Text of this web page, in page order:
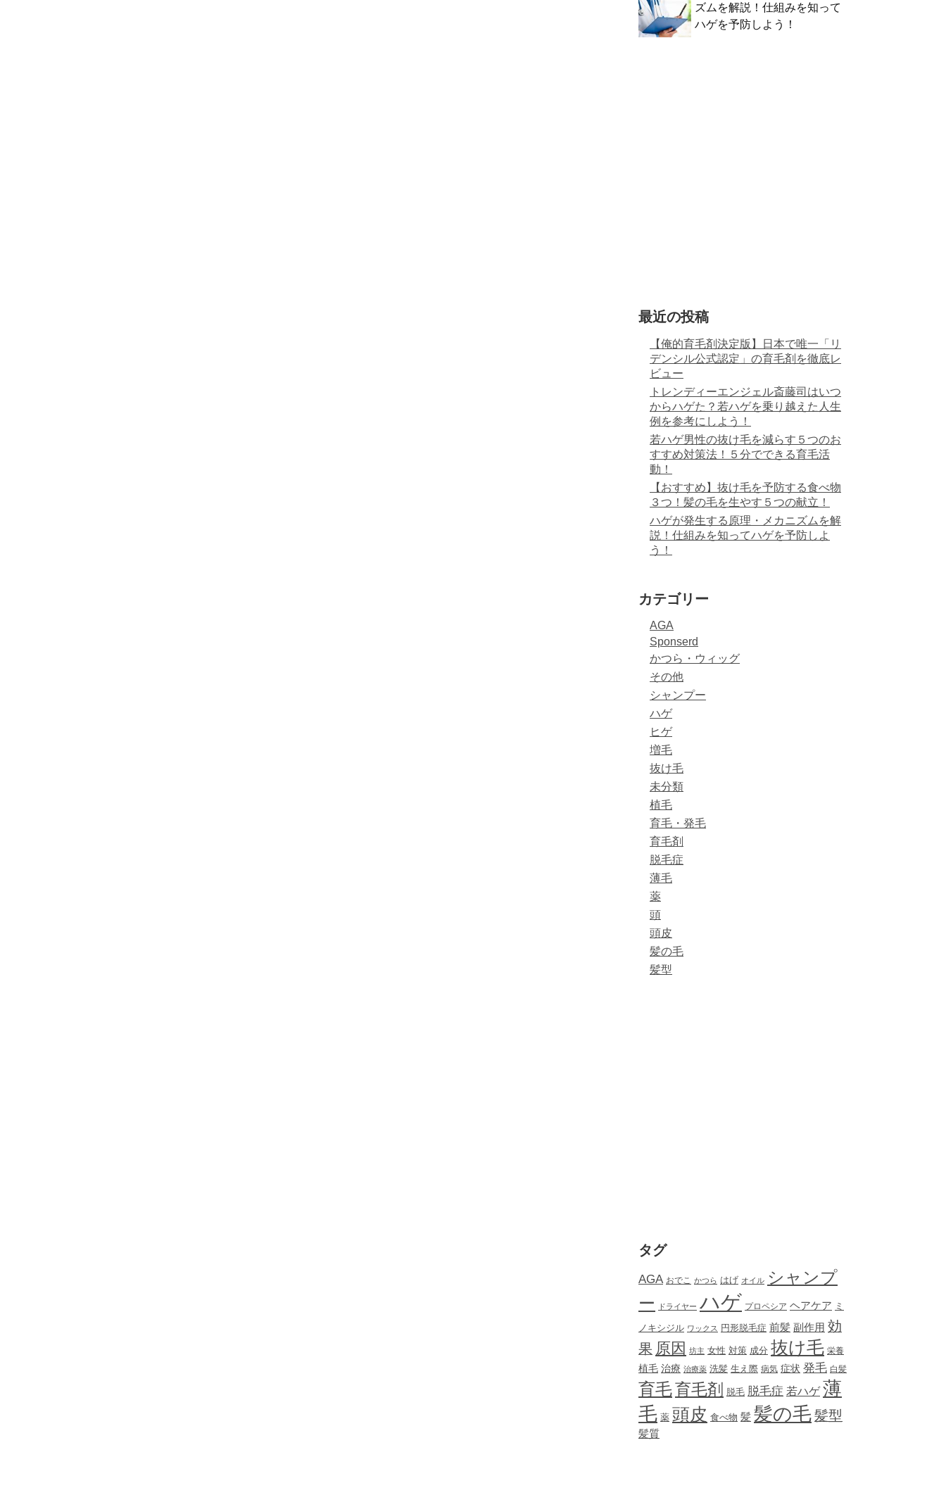
ズムを解説！仕組みを知って
ハゲを予防しよう！
最近の投稿
【俺的育毛剤決定版】日本で唯一「リ
デンシル公式認定」の育毛剤を徹底レ
ビュー
トレンディーエンジェル斎藤司はいつ
からハゲた？若ハゲを乗り越えた人生
例を参考にしよう！
若ハゲ男性の抜け毛を減らす５つのお
すすめ対策法！５分でできる育毛活
動！
【おすすめ】抜け毛を予防する食べ物
３つ！髪の毛を生やす５つの献立！
ハゲが発生する原理・メカニズムを解
説！仕組みを知ってハゲを予防しよ
う！
カテゴリー
AGA
Sponserd
かつら・ウィッグ
その他
シャンプー
ハゲ
ヒゲ
増毛
抜け毛
未分類
植毛
育毛・発毛
育毛剤
脱毛症
薄毛
薬
頭
頭皮
髪の毛
髪型
タグ
AGA おでこ かつら はげ オイル シャンプ
ー
ドライヤー ハゲ プロペシア ヘアケア ミ
ノキシジル ワックス 円形脱毛症 前髪 副作用 効
果 原因 坊主 女性 対策 成分 抜け毛 栄養
植毛 治療 治療薬 洗髪 生え際 病気 症状 発毛 白髪
育毛育毛剤 脱毛 脱毛症 若ハゲ 薄
毛 薬 頭皮 食べ物 髪 髪の毛髪型
髪質